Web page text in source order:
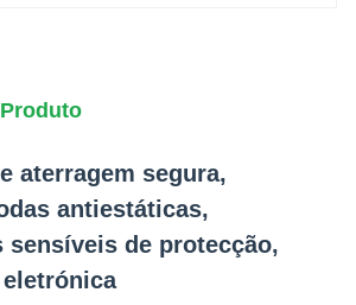
aterragem segura,
antiestáticas,
sensíveis de protecção,